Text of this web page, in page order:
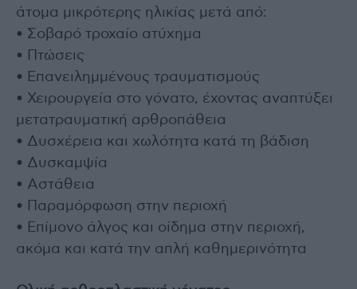
άτομα μικρότερης ηλικίας μετά από:
• Σοβαρό τροχαίο ατύχημα
• Πτώσεις
• Επανειλημμένους τραυματισμούς
• Χειρουργεία στο γόνατο, έχοντας αναπτύξει
μετατραυματική αρθροπάθεια
• Δυσχέρεια και χωλότητα κατά τη βάδιση
• Δυσκαμψία
• Αστάθεια
• Παραμόρφωση στην περιοχή
• Επίμονο άλγος και οίδημα στην περιοχή,
ακόμα και κατά την απλή καθημερινότητα